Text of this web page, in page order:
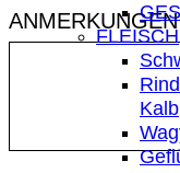
FLEISCH
Rind |
Kalb